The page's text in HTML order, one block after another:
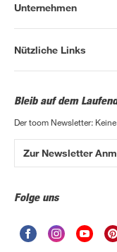
Unternehmen
Nützliche Links
Bleib auf dem
Der toom Newsletter:
Zur Newsletter
Folge uns